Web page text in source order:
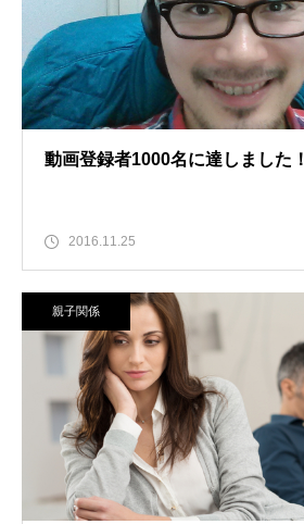
動画登録者1000名に達しました！
2016.11.25
親子関係